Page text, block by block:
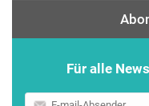
Für alle
E-